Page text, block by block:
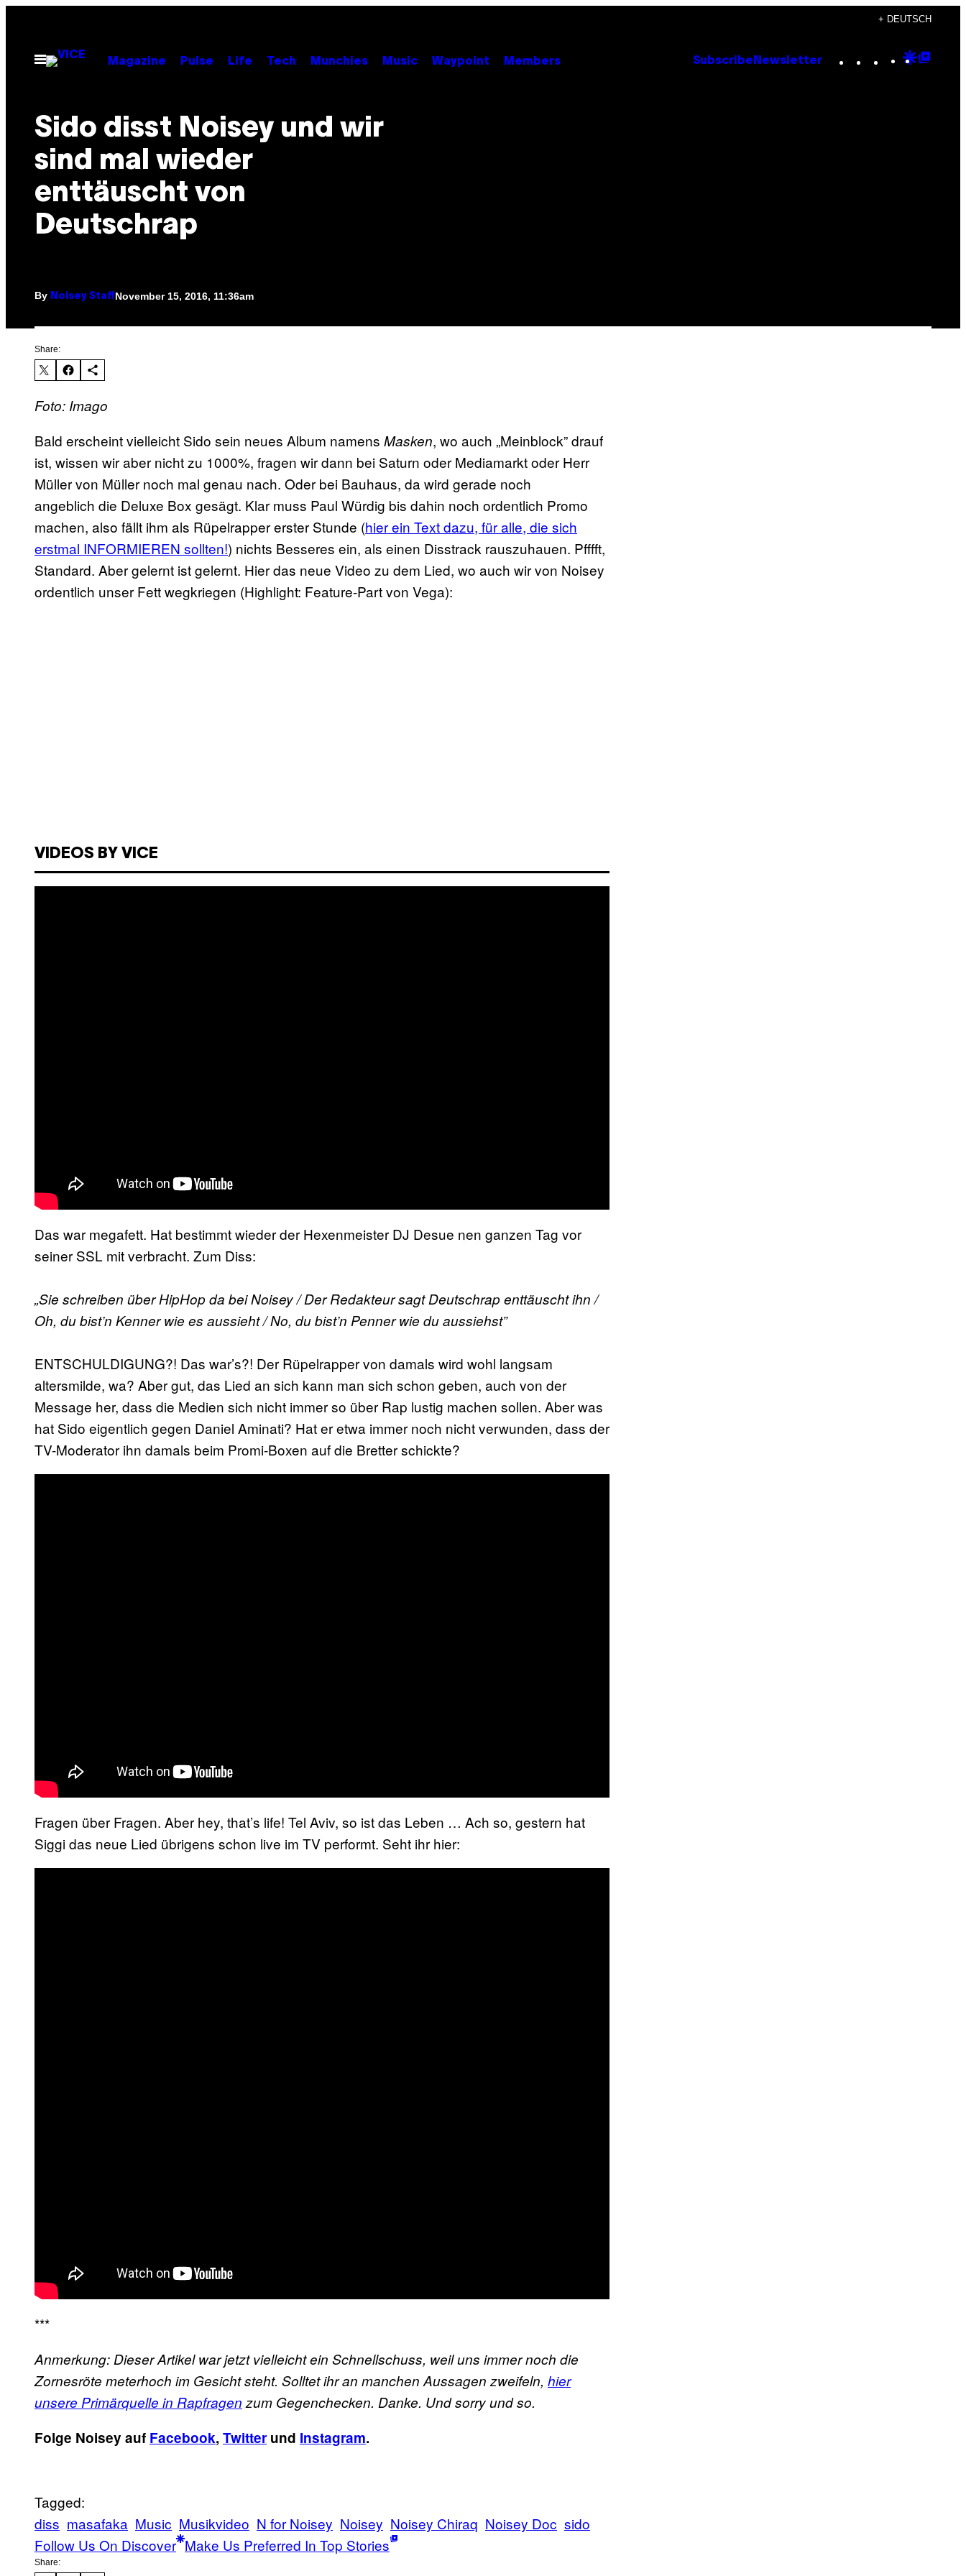
content
+ DEUTSCH
Open
Menu
Magazine Pulse Life Tech Munchies Music Waypoint Members Subscribe Newsletter Instagram
TikTok
YouTube
Google
Sido disst Noisey und wir
sind mal wieder
enttäuscht von
Deutschrap
By Noisey StaffNovember 15, 2016, 11:36am
Share:
Foto: Imago
Bald erscheint vielleicht Sido sein neues Album namens Masken, wo auch „Meinblock” drauf
ist, wissen wir aber nicht zu 1000%, fragen wir dann bei Saturn oder Mediamarkt oder Herr
Müller von Müller noch mal genau nach. Oder bei Bauhaus, da wird gerade noch
angeblich die Deluxe Box gesägt. Klar muss Paul Würdig bis dahin noch ordentlich Promo
machen, also fällt ihm als Rüpelrapper erster Stunde (hier ein Text dazu, für alle, die sich
erstmal INFORMIEREN sollten!) nichts Besseres ein, als einen Disstrack rauszuhauen. Pfffft,
Standard. Aber gelernt ist gelernt. Hier das neue Video zu dem Lied, wo auch wir von Noisey
ordentlich unser Fett wegkriegen (Highlight: Feature-Part von Vega):
VIDEOS BY VICE
Das war megafett. Hat bestimmt wieder der Hexenmeister DJ Desue nen ganzen Tag vor
seiner SSL mit verbracht. Zum Diss:
„Sie schreiben über HipHop da bei Noisey / Der Redakteur sagt Deutschrap enttäuscht ihn /
Oh, du bist’n Kenner wie es aussieht / No, du bist’n Penner wie du aussiehst”
ENTSCHULDIGUNG?! Das war’s?! Der Rüpelrapper von damals wird wohl langsam
altersmilde, wa? Aber gut, das Lied an sich kann man sich schon geben, auch von der
Message her, dass die Medien sich nicht immer so über Rap lustig machen sollen. Aber was
hat Sido eigentlich gegen Daniel Aminati? Hat er etwa immer noch nicht verwunden, dass der
TV-Moderator ihn damals beim Promi-Boxen auf die Bretter schickte?
Fragen über Fragen. Aber hey, that’s life! Tel Aviv, so ist das Leben … Ach so, gestern hat
Siggi das neue Lied übrigens schon live im TV performt. Seht ihr hier:
***
Anmerkung: Dieser Artikel war jetzt vielleicht ein Schnellschuss, weil uns immer noch die
Zornesröte meterhoch im Gesicht steht. Solltet ihr an manchen Aussagen zweifeln, hier
unsere Primärquelle in Rapfragen zum Gegenchecken. Danke. Und sorry und so.
Folge Noisey auf Facebook, Twitter und Instagram.
Tagged:
diss masafaka Music Musikvideo N for Noisey Noisey Noisey Chiraq Noisey Doc sido
Follow Us On Discover Make Us Preferred In Top Stories
Share: